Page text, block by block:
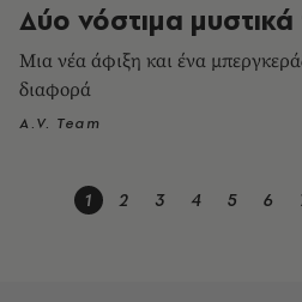
Δύο νόστιμα
Μια νέα άφιξη και ένα
διαφορά
A.V. Team
1 2 3 4 5 6